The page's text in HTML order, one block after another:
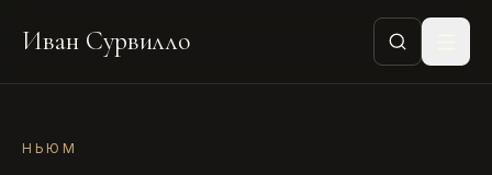
Иван Сурвилло
НЬЮМ